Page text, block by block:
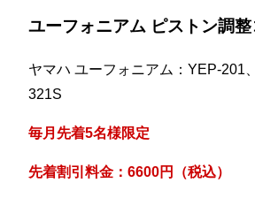
ユーフォニアム ピストン調整
ヤマハ ユーフォニアム：YEP-201
321S
毎月先着5名様限定
先着割引料金：6600円（税込）